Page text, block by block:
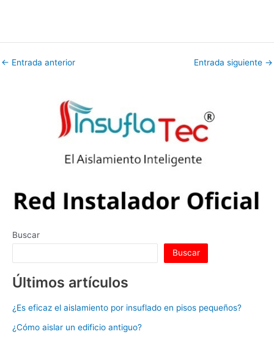
← Entrada anterior Entrada siguiente →
Buscar
Buscar
Últimos artículos
¿Es eficaz el aislamiento por insuflado en pisos pequeños?
¿Cómo aislar un edificio antiguo?